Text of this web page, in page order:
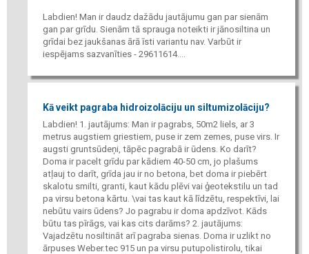
Labdien! Man ir daudz dažādu jautājumu gan par sienām
gan par grīdu. Sienām tā sprauga noteikti ir jānosiltina un
grīdai bez jaukšanas ārā īsti variantu nav. Varbūt ir
iespējams sazvanīties - 29611614....
Kā veikt pagraba hidroizolāciju un siltumizolāciju?
Labdien! 1. jautājums: Man ir pagrabs, 50m2 liels, ar 3
metrus augstiem griestiem, puse ir zem zemes, puse virs. Ir
augsti gruntsūdeņi, tāpēc pagrabā ir ūdens. Ko darīt?
Doma ir pacelt grīdu par kādiem 40-50 cm, jo plašums
atļauj to darīt, grīda jau ir no betona, bet doma ir piebērt
skalotu smilti, granti, kaut kādu plēvi vai ģeotekstilu un tad
pa virsu betona kārtu. \vai tas kaut kā līdzētu, respektīvi, lai
nebūtu vairs ūdens? Jo pagrabu ir doma apdzīvot. Kāds
būtu tas pīrāgs, vai kas cits darāms? 2. jautājums:
Vajadzētu nosiltināt arī pagraba sienas. Doma ir uzlikt no
ārpuses Weber.tec 915 un pa virsu putupolistirolu, tikai